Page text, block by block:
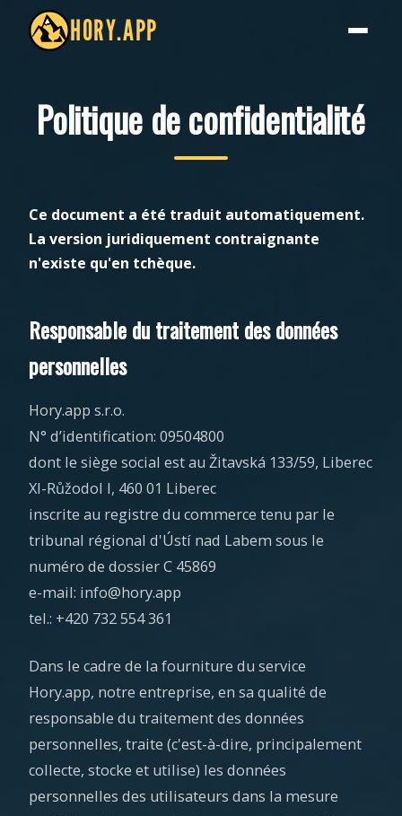
HORY.APP
Politique de confidentialité
Ce document a été traduit automatiquement.
La version juridiquement contraignante
n'existe qu'en tchèque.
Responsable du traitement des données
personnelles
Hory.app s.r.o.
N° d’identification: 09504800
dont le siège social est au Žitavská 133/59, Liberec
XI-Růžodol I, 460 01 Liberec
inscrite au registre du commerce tenu par le
tribunal régional d'Ústí nad Labem sous le
numéro de dossier C 45869
e-mail: info@hory.app
tel.: +420 732 554 361
Dans le cadre de la fourniture du service
Hory.app, notre entreprise, en sa qualité de
responsable du traitement des données
personnelles, traite (c'est-à-dire, principalement
collecte, stocke et utilise) les données
personnelles des utilisateurs dans la mesure